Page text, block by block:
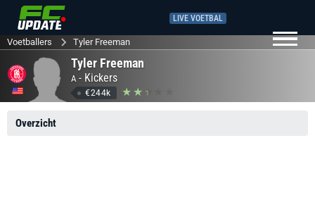
LIVE VOETBAL
Voetballers Tyler Freeman
Tyler Freeman
A - Kickers
€244k
Overzicht